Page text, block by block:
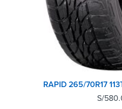
RAPID 265/70R17
S/